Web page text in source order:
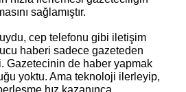
sağlamıştır.
cep telefonu gibi iletişim
haberi sadece gazeteden
Gazetecinin de haber yapmak
yoktu. Ama teknoloji ilerleyip,
hız kazanınca